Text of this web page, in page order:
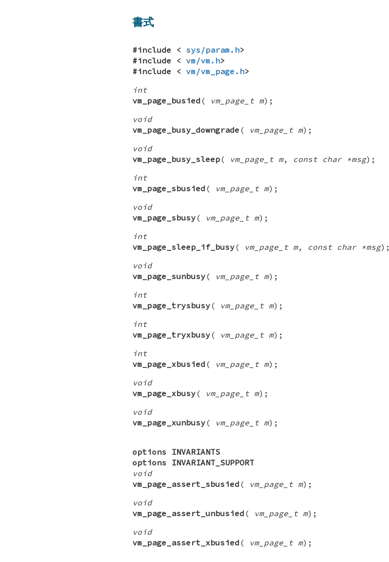
書式
#include < sys/param.h>
#include < vm/vm.h>
#include < vm/vm_page.h>
int
vm_page_busied ( vm_page_t m);
void
vm_page_busy_downgrade ( vm_page_t m);
void
vm_page_busy_sleep( vm_page_t m, const char *msg);
int
vm_page_sbusied ( vm_page_t m);
void
vm_page_sbusy( vm_page_t m);
int
vm_page_sleep_if_busy( vm_page_t m, const char *msg);
void
vm_page_sunbusy( vm_page_t m);
int
vm_page_trysbusy( vm_page_t m);
int
vm_page_tryxbusy( vm_page_t m);
int
vm_page_xbusied ( vm_page_t m);
void
vm_page_xbusy( vm_page_t m);
void
vm_page_xunbusy( vm_page_t m);
options INVARIANTS
options INVARIANT_SUPPORT
void
vm_page_assert_sbusied ( vm_page_t m);
void
vm_page_assert_unbusied ( vm_page_t m);
void
vm_page_assert_xbusied ( vm_page_t m);